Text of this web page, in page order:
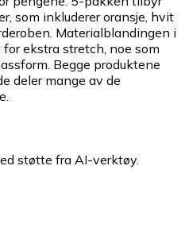
som inkluderer oransje, hvit
Materialblandingen i
ekstra stretch, noe som
Begge produktene
deler mange av de
støtte fra AI-verktøy.